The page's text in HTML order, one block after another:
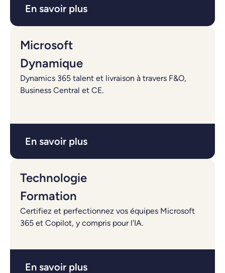
En savoir plus
Microsoft
Dynamique
Dynamics 365 talent et livraison à travers F&O,
Business Central et CE.
En savoir plus
Technologie
Formation
Certifiez et perfectionnez vos équipes Microsoft
365 et Copilot, y compris pour l'IA.
En savoir plus